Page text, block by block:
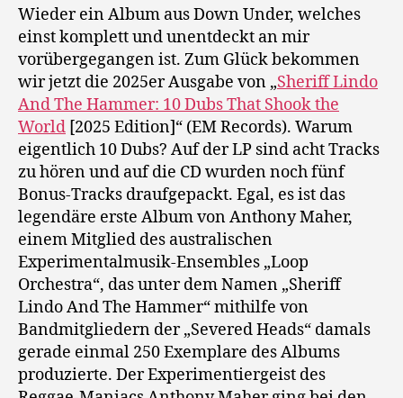
Hammer:
10
Dubs
That
Shook
The
World
[2025
Edition]
Wieder ein Album aus Down Under, welches
einst komplett und unentdeckt an mir
vorübergegangen ist. Zum Glück bekommen
wir jetzt die 2025er Ausgabe von „Sheriff Lindo
And The Hammer: 10 Dubs That Shook the
World [2025 Edition]“ (EM Records). Warum
eigentlich 10 Dubs? Auf der LP sind acht Tracks
zu hören und auf die CD wurden noch fünf
Bonus-Tracks draufgepackt. Egal, es ist das
legendäre erste Album von Anthony Maher,
einem Mitglied des australischen
Experimentalmusik-Ensembles „Loop
Orchestra“, das unter dem Namen „Sheriff
Lindo And The Hammer“ mithilfe von
Bandmitgliedern der „Severed Heads“ damals
gerade einmal 250 Exemplare des Albums
produzierte. Der Experimentiergeist des